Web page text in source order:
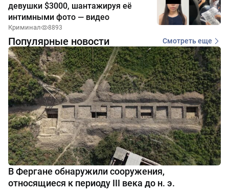
девушки $3000, шантажируя её
интимными фото — видео
Криминал 8893
Популярные новости Смотреть еще
В Фергане обнаружили сооружения,
относящиеся к периоду III века до н. э.